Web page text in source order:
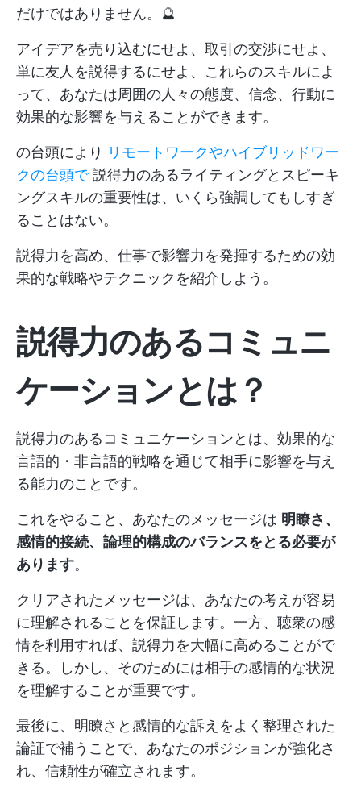
だけではありません。🔮
アイデアを売り込むにせよ、取引の交渉にせよ、
単に友人を説得するにせよ、これらのスキルによ
って、あなたは周囲の人々の態度、信念、行動に
効果的な影響を与えることができます。
の台頭により
リモートワークやハイブリッドワー
クの台頭で説得力のあるライティングとスピーキ
ングスキルの重要性は、いくら強調してもしすぎ
ることはない。
説得力を高め、仕事で影響力を発揮するための効
果的な戦略やテクニックを紹介しよう。
説得力のあるコミュニ
ケーションとは？
説得力のあるコミュニケーションとは、効果的な
言語的・非言語的戦略を通じて相手に影響を与え
る能力のことです。
これをやること、あなたのメッセージは 明瞭さ、
感情的接続、論理的構成のバランスをとる必要が
あります。
クリアされたメッセージは、あなたの考えが容易
に理解されることを保証します。一方、聴衆の感
情を利用すれば、説得力を大幅に高めることがで
きる。しかし、そのためには相手の感情的な状況
を理解することが重要です。
最後に、明瞭さと感情的な訴えをよく整理された
論証で補うことで、あなたのポジションが強化さ
れ、信頼性が確立されます。